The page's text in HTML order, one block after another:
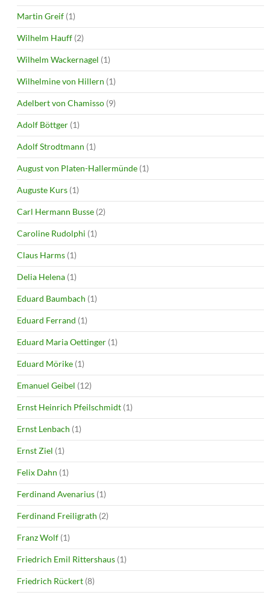
Martin Greif (1)
Wilhelm Hauff (2)
Wilhelm Wackernagel (1)
Wilhelmine von Hillern (1)
Adelbert von Chamisso (9)
Adolf Böttger (1)
Adolf Strodtmann (1)
August von Platen-Hallermünde (1)
Auguste Kurs (1)
Carl Hermann Busse (2)
Caroline Rudolphi (1)
Claus Harms (1)
Delia Helena (1)
Eduard Baumbach (1)
Eduard Ferrand (1)
Eduard Maria Oettinger (1)
Eduard Mörike (1)
Emanuel Geibel (12)
Ernst Heinrich Pfeilschmidt (1)
Ernst Lenbach (1)
Ernst Ziel (1)
Felix Dahn (1)
Ferdinand Avenarius (1)
Ferdinand Freiligrath (2)
Franz Wolf (1)
Friedrich Emil Rittershaus (1)
Friedrich Rückert (8)